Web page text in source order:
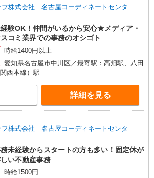
フ株式会社 名古屋コーディネートセンタ
験OK！仲間がいるから安心★メディア・
コミ業界での事務のオシゴト
時給1400円以上
愛知県名古屋市中川区／最寄駅：高畑駅、八田
関西本線）駅
詳細を見る
フ株式会社 名古屋コーディネートセンタ
未経験からスタートの方も多い！固定休が
い不動産事務
時給1500円